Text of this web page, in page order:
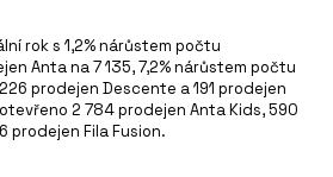
rok s 1,2% nárůstem počtu
Anta na 7 135, 7,2% nárůstem počtu
prodejen Descente a 191 prodejen
2 784 prodejen Anta Kids, 590
prodejen Fila Fusion.